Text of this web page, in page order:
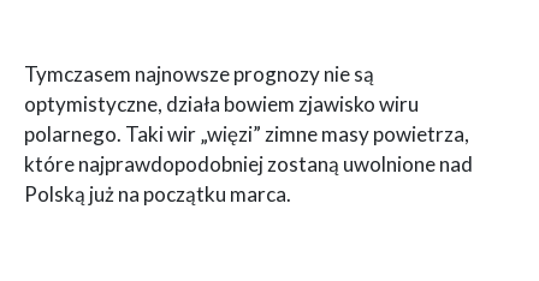
Tymczasem najnowsze prognozy nie są
optymistyczne, działa bowiem zjawisko wiru
polarnego. Taki wir „więzi” zimne masy powietrza,
które najprawdopodobniej zostaną uwolnione nad
Polską już na początku marca.